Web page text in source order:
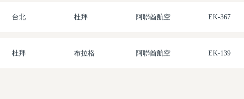
台北 杜拜 阿聯酋航空 EK-367
杜拜 布拉格 阿聯酋航空 EK-139